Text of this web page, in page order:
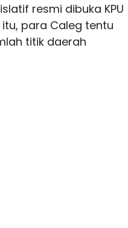
resmi dibuka KPU
para Caleg tentu
titik daerah